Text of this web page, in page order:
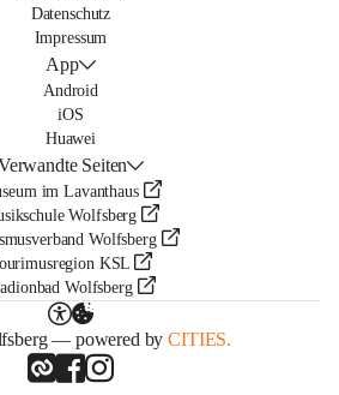
Datenschutz
Impressum
App
Android
iOS
Huawei
Seiten
im Lavanthaus
Wolfsberg
Wolfsberg
KSL
Wolfsberg
— powered byCITIES.